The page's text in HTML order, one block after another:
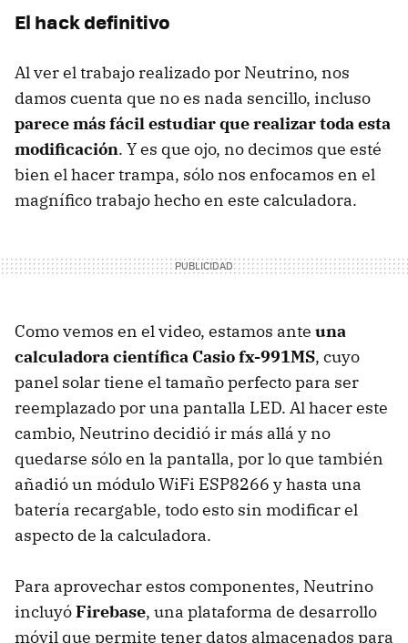
El hack definitivo
Al ver el trabajo realizado por Neutrino, nos
damos cuenta que no es nada sencillo, incluso
parece más fácil estudiar que realizar toda esta
modificación. Y es que ojo, no decimos que esté
bien el hacer trampa, sólo nos enfocamos en el
magnífico trabajo hecho en este calculadora.
Como vemos en el video, estamos ante una
calculadora científica Casio fx-991MS, cuyo
panel solar tiene el tamaño perfecto para ser
reemplazado por una pantalla LED. Al hacer este
cambio, Neutrino decidió ir más allá y no
quedarse sólo en la pantalla, por lo que también
añadió un módulo WiFi ESP8266 y hasta una
batería recargable, todo esto sin modificar el
aspecto de la calculadora.
Para aprovechar estos componentes, Neutrino
incluyóFirebase, una plataforma de desarrollo
móvil que permite tener datos almacenados para